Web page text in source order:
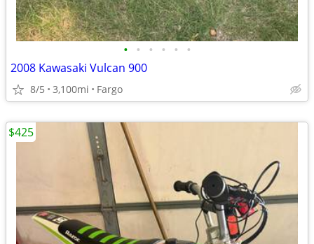
• • • • • •
2008 Kawasaki Vulcan 900
8/5 3,100mi Fargo
$425